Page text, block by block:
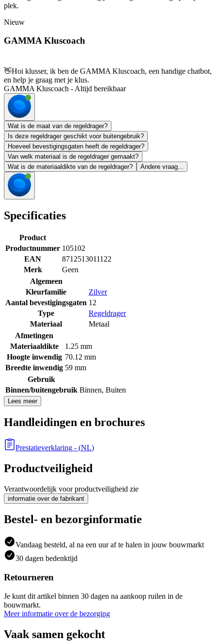
plek.
Nieuw
GAMMA Kluscoach
👋Hoi klusser, ik ben de GAMMA Kluscoach, een handige chatbot,
en help je graag met je klus.
GAMMA Kluscoach - Altijd bereikbaar
Wat is de maat van de regeldrager?
Is deze regeldrager geschikt voor buitengebruik?
Hoeveel bevestigingsgaten heeft de regeldrager?
Van welk materiaal is de regeldrager gemaakt?
Wat is de materiaaldikte van de regeldrager?
Andere vraag...
Specificaties
Product
Productnummer 105102
EAN
8712513011122
Merk
Geen
Algemeen
Kleurfamilie
Zilver
Aantal bevestigingsgaten 12
Type
Regeldrager
Materiaal
Metaal
Afmetingen
Materiaaldikte
1.25 mm
Hoogte inwendig 70.12 mm
Breedte inwendig 59 mm
Gebruik
Binnen/buitengebruik Binnen, Buiten
Lees meer
Handleidingen en brochures
Prestatieverklaring - (NL)
Productveiligheid
Verantwoordelijk voor productveiligheid zie
informatie over de fabrikant
Bestel- en bezorginformatie
Vandaag besteld, al na een uur af te halen in jouw bouwmarkt
30 dagen bedenktijd
Retourneren
Je kunt dit artikel binnen 30 dagen na aankoop ruilen in de
bouwmarkt.
Meer informatie over de bezorging
Vaak samen gekocht